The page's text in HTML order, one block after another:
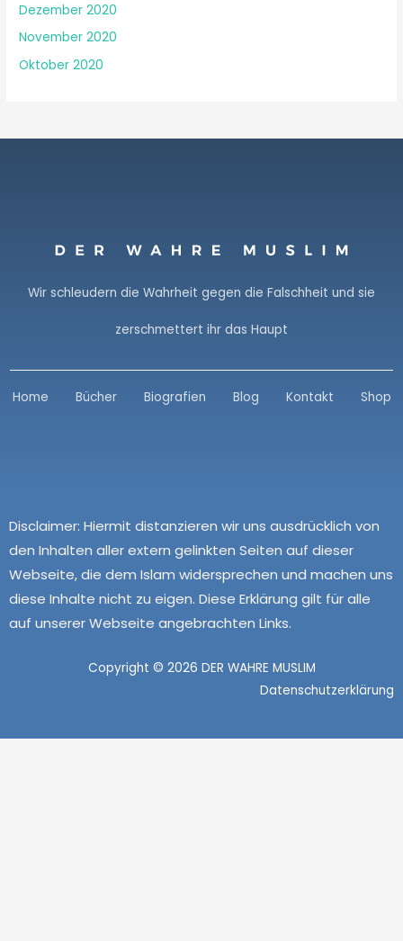
Dezember 2020
November 2020
Oktober 2020
Wir schleudern die Wahrheit gegen die Falschheit und sie
zerschmettert ihr das Haupt
Home Bücher Biografien Blog Kontakt Shop
Disclaimer: Hiermit distanzieren wir uns ausdrücklich von
den Inhalten aller extern gelinkten Seiten auf dieser
Webseite, die dem Islam widersprechen und machen uns
diese Inhalte nicht zu eigen. Diese Erklärung gilt für alle
auf unserer Webseite angebrachten Links.
Copyright © 2026 DER WAHRE MUSLIM
Datenschutzerklärung